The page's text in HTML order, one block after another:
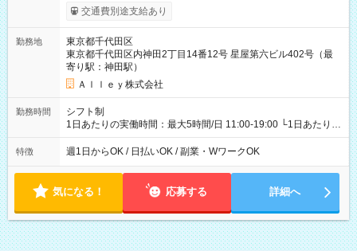
給与は本採用時と同じです。
交通費別途支給あり
勤務地
東京都千代田区
東京都千代田区内神田2丁目14番12号 星屋第六ビル402号（最
寄り駅：神田駅）
Ａｌｌｅｙ株式会社
勤務時間
シフト制
1日あたりの実働時間：最大5時間/日 11:00-19:00 └1日あたりの
実働時間：1-5時間 └上記の時間帯内であれば、いつでも勤務可
能！ └平日・土曜日の中で、お好きな曜日でご勤務いただけま
18:00 などのように、自由な働き方が可能なお仕事です！
特徴 週1日からOK / 日払いOK / 副業・WワークOK
気になる！ 応募する 詳細へ